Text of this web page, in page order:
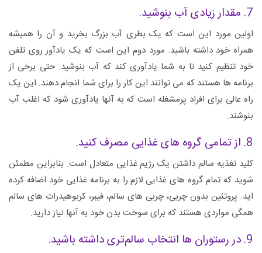
7. مقدار زیادی آب بنوشید.
اولین مورد این است که یک بطری آب بزرگ بخرید و آن را همیشه
همراه خود داشته باشید. مورد دوم این است که یک یادآور روی تلفن
خود تنظیم کنید تا به شما یادآوری کند که آب بنوشید. حتی برخی از
برنامه ها هستند که می توانند این کار را برای شما انجام دهند. این یک
راه عالی برای افراد پرمشغله است که به آنها یادآوری شود که اغلب آب
بنوشند.
8. از تمامی گروه های غذایی مصرف کنید.
کلید تغذیه سالم داشتن یک رژیم غذایی متعادل است. بنابراین مطمئن
شوید که تمام گروه های غذایی لازم را به برنامه غذایی خود اضافه کرده
اید. پروتئین بدون چربی، چربی های سالم، فیبر، کربوهیدرات های سالم
همگی مواردی هستند که برای سوخت بدن خود به آنها نیاز دارید.
9. در رستوران ها انتخاب سالم‌تری داشته باشید.